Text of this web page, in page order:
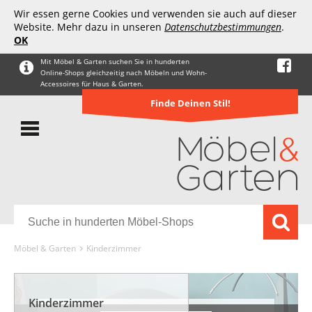
Wir essen gerne Cookies und verwenden sie auch auf dieser
Website. Mehr dazu in unseren Datenschutzbestimmungen.
OK
Mit Möbel & Garten suchen Sie in hunderten
Online-Shops gleichzeitig nach Möbeln und Wohn-
Accessoires für Haus & Garten.
Finde Deinen Stil!
Möbel & Garten Kinderzimmer
Kinderzimmer